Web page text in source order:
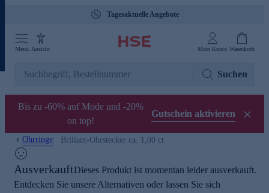
Tagesaktuelle Angebote
Menü Ansicht Mein Konto Warenkorb
Suchen
Bis zu -60% auf Mode und -20%
on top!
Gutschein aktivieren
Ohrringe Brillant-Ohrstecker ca. 1,00 ct
AusverkauftDieses Produkt ist momentan leider ausverkauft.
Entdecken Sie unsere Alternativen oder lassen Sie sich